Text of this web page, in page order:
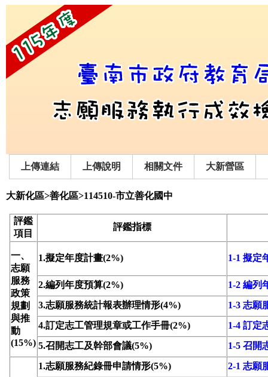
上傳連結 上傳說明 相關文件 大新營區
大新化區>善化區>114510-市立善化國中
評鑑
項目
評鑑指標
一、
志願
服務
政策
規劃
與推
動
(15%)
1.擬定年度計畫(2%) 1-1 擬定
2.編列年度預算(2%)
1-2 編列
3.志願服務統計報表辦理情形(4%)
1-3 志願
4.訂定志工管理規章或工作手冊(2%)
1-4 訂定
5.召開志工及幹部會議(5%)
1-5 召開
1.志願服務紀錄冊申請情形(5%)
2-1 志願